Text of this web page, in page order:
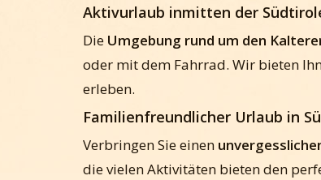
Aktivurlaub inmitten der
Die Umgebung rund um den
oder mit dem Fahrrad. Wir bieten
erleben.
Familienfreundlicher Urlaub in
Verbringen Sie einen
die vielen Aktivitäten bieten den